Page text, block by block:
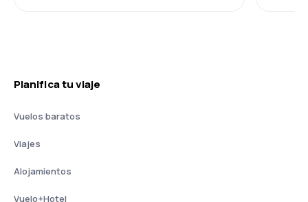
Planifica tu viaje
Vuelos baratos
Viajes
Alojamientos
Vuelo+Hotel